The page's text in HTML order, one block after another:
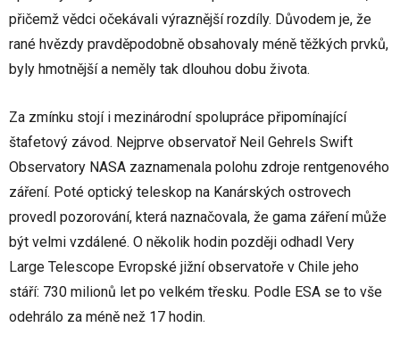
přičemž vědci očekávali výraznější rozdíly. Důvodem je, že
rané hvězdy pravděpodobně obsahovaly méně těžkých prvků,
byly hmotnější a neměly tak dlouhou dobu života.
Za zmínku stojí i mezinárodní spolupráce připomínající
štafetový závod. Nejprve observatoř Neil Gehrels Swift
Observatory NASA zaznamenala polohu zdroje rentgenového
záření. Poté optický teleskop na Kanárských ostrovech
provedl pozorování, která naznačovala, že gama záření může
být velmi vzdálené. O několik hodin později odhadl Very
Large Telescope Evropské jižní observatoře v Chile jeho
stáří: 730 milionů let po velkém třesku. Podle ESA se to vše
odehrálo za méně než 17 hodin.